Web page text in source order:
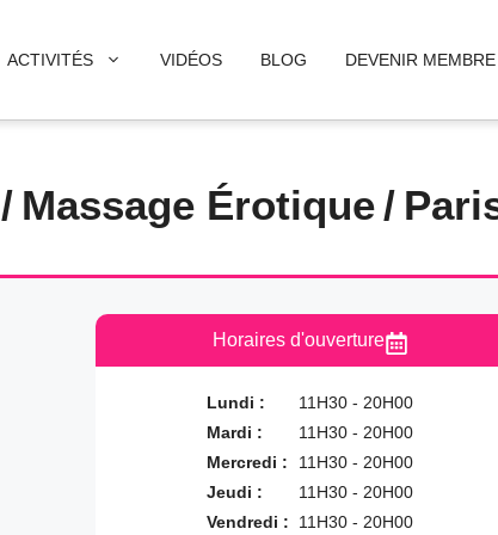
ACTIVITÉS VIDÉOS BLOG DEVENIR MEMBRE
/ Massage Érotique/
Horaires d'ouverture
Lundi :
Mardi :
Mercredi :
Jeudi :
Vendredi :
11H30 - 20H00
11H30 - 20H00
11H30 - 20H00
11H30 - 20H00
11H30 - 20H00